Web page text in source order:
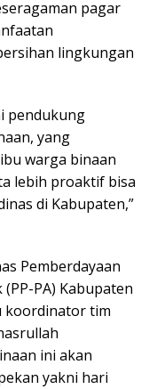
pagar
lingkungan
pendukung
yang
warga binaan
lebih proaktif bisa
di Kabupaten,”
Pemberdayaan
PA) Kabupaten
koordinator tim
ini akan
yakni hari